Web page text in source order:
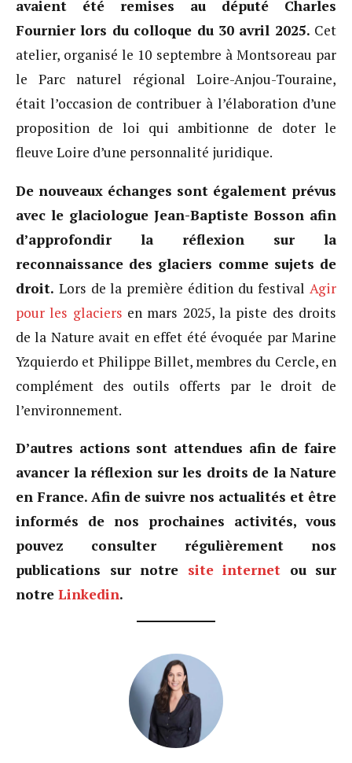
avaient été remises au député Charles
Fournier lors du colloque du 30 avril 2025. Cet
atelier, organisé le 10 septembre à Montsoreau par
le Parc naturel régional Loire-Anjou-Touraine,
était l’occasion de contribuer à l’élaboration d’une
proposition de loi qui ambitionne de doter le
fleuve Loire d’une personnalité juridique.
De nouveaux échanges sont également prévus
avec le glaciologue Jean-Baptiste Bosson afin
d’approfondir la réflexion sur la
reconnaissance des glaciers comme sujets de
droit. Lors de la première édition du festival Agir
pour les glaciers en mars 2025, la piste des droits
de la Nature avait en effet été évoquée par Marine
Yzquierdo et Philippe Billet, membres du Cercle, en
complément des outils offerts par le droit de
l’environnement.
D’autres actions sont attendues afin de faire
avancer la réflexion sur les droits de la Nature
en France. Afin de suivre nos actualités et être
informés de nos prochaines activités, vous
pouvez consulter régulièrement nos
publications sur notre site internet ou sur
notre Linkedin.